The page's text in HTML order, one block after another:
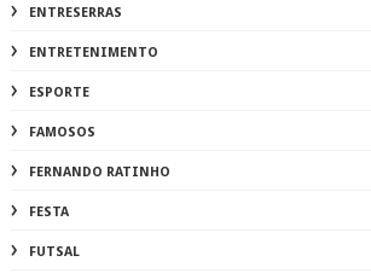
ENTRESERRAS
ENTRETENIMENTO
ESPORTE
FAMOSOS
FERNANDO RATINHO
FESTA
FUTSAL